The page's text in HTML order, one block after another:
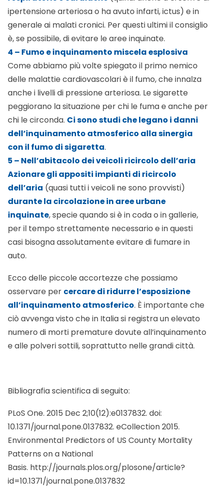
ipertensione arteriosa o ha avuto infarti, ictus) e in
generale ai malati cronici. Per questi ultimi il consiglio
è, se possibile, di evitare le aree inquinate.
4 – Fumo e inquinamento miscela esplosiva
Come abbiamo più volte spiegato il primo nemico
delle malattie cardiovascolari è il fumo, che innalza
anche i livelli di pressione arteriosa. Le sigarette
peggiorano la situazione per chi le fuma e anche per
chi le circonda. Ci sono studi che legano i danni
dell’inquinamento atmosferico alla sinergia
con il fumo di sigaretta.
5 – Nell’abitacolo dei veicoli ricircolo dell’aria
Azionare gli appositi impianti di ricircolo
dell’aria (quasi tutti i veicoli ne sono provvisti)
durante la circolazione in aree urbane
inquinate, specie quando si è in coda o in gallerie,
per il tempo strettamente necessario e in questi
casi bisogna assolutamente evitare di fumare in
auto.
Ecco delle piccole accortezze che possiamo
osservare per cercare di ridurre l’esposizione
all’inquinamento atmosferico. È importante che
ciò avvenga visto che in Italia si registra un elevato
numero di morti premature dovute all’inquinamento
e alle polveri sottili, soprattutto nelle grandi città.
Bibliografia scientifica di seguito:
PLoS One. 2015 Dec 2;10(12):e0137832. doi:
10.1371/journal.pone.0137832. eCollection 2015.
Environmental Predictors of US County Mortality
Patterns on a National
Basis. http://journals.plos.org/plosone/article?
id=10.1371/journal.pone.0137832